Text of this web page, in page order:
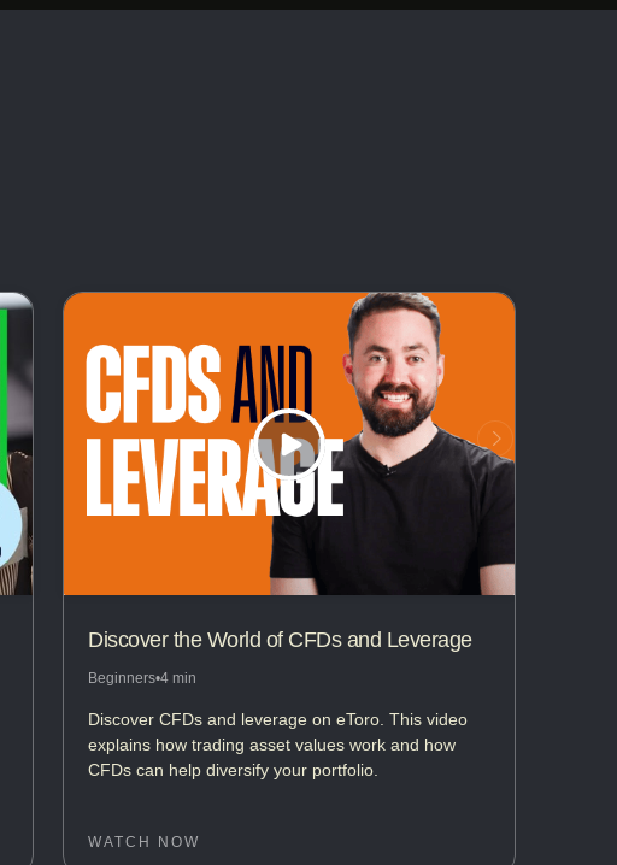
Discover the World of CFDs and Leverage
Beginners•4 min
Discover CFDs and leverage on eToro. This video
explains how trading asset values work and how
CFDs can help diversify your portfolio.
WATCH NOW